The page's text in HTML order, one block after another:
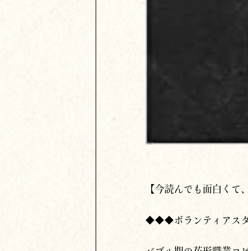
【今読んでも面白くて
◆◆◆ボランティアス